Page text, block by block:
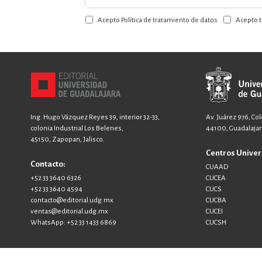
a
nuestroAcepto Política de tratamiento de datos Acepto
Ing. Hugo Vázquez Reyes 39, interior 32-33,
colonia Industrial Los Belenes,
45150, Zapopan, Jalisco.
Contacto:
+52 33 3640 6326
+52 33 3640 4594
contacto@editorial.udg.mx
ventas@editorial.udg.mx
WhatsApp: +52 33 1433 6869
Av. Juárez 976,
44100,
Centros
CUAAD
CUCEA
CUCS
CUCBA
CUCEI
CUCSH